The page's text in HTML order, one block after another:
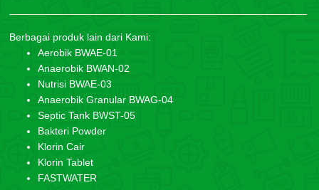
Berbagai produk lain dari Kami:
Aerobik BWAE-01
Anaerobik BWAN-02
Nutrisi BWAE-03
Anaerobik Granular BWAG-04
Septic Tank BWST-05
Bakteri Powder
Klorin Cair
Klorin Tablet
FASTWATER